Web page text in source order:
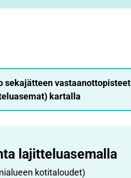
sekajätteen vastaanottopisteet
kartalla
lajittelu­asemalla
kotitaloudet)